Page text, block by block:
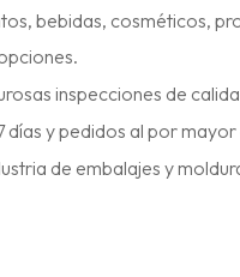
bebidas, cosméticos,
inspecciones de
y pedidos al por
de embalajes y